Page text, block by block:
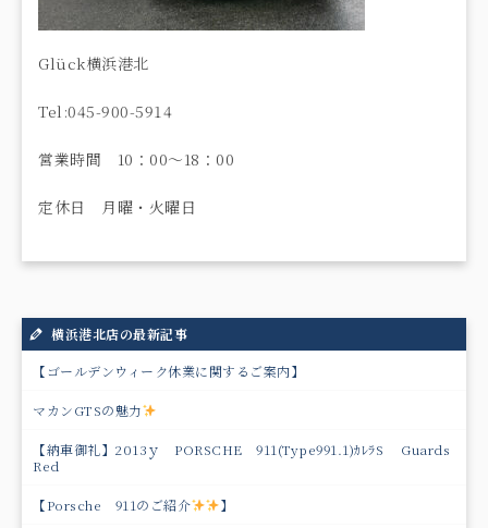
Glück横浜港北
Tel:045-900-5914
営業時間 10：00～18：00
定休日 月曜・火曜日
横浜港北店の最新記事
【ゴールデンウィーク休業に関するご案内】
マカンGTSの魅力
【納車御礼】2013ｙ PORSCHE 911(Type991.1)ｶﾚﾗS Guards
Red
【Porsche 911のご紹介 】